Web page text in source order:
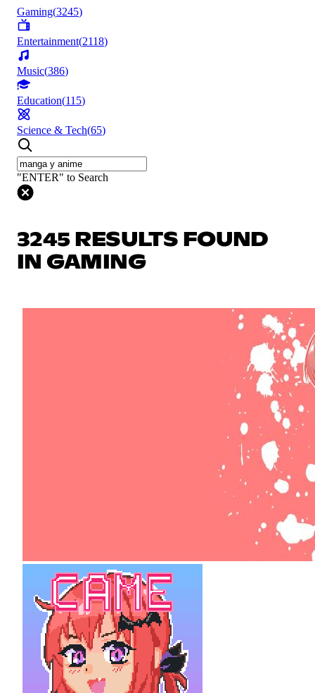
Gaming(3245)
Entertainment(2118)
Music(386)
Education(115)
Science & Tech(65)
"ENTER" to Search
3245 RESULTS FOUND
IN GAMING